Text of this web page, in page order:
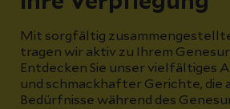
Mit sorgfältig
tragen wir aktiv zu Ihrem
Entdecken Sie unser vielfältiges
und schmackhafter Gerichte, die
Bedürfnisse während des